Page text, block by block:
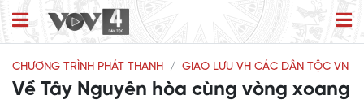
CHƯƠNG TRÌNH PHÁT THANH GIAO LƯU VH CÁC DÂN TỘC VN
Về Tây Nguyên hòa cùng vòng xoang